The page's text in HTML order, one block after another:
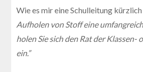
Wie es mir eine Schulleitung
Aufholen von Stoff eine
holen Sie sich den Rat der Klassen-
ein.”